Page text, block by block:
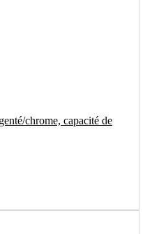
chrome, capacité de